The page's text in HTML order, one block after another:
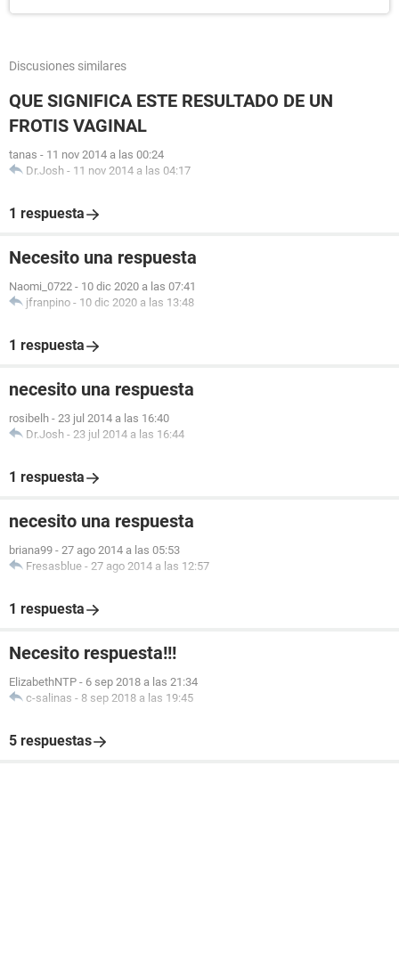
Discusiones similares
QUE SIGNIFICA ESTE RESULTADO DE UN
FROTIS VAGINAL
tanas - 11 nov 2014 a las 00:24
Dr.Josh - 11 nov 2014 a las 04:17
1 respuesta
Necesito una respuesta
Naomi_0722 - 10 dic 2020 a las 07:41
jfranpino - 10 dic 2020 a las 13:48
1 respuesta
necesito una respuesta
rosibelh - 23 jul 2014 a las 16:40
Dr.Josh - 23 jul 2014 a las 16:44
1 respuesta
necesito una respuesta
briana99 - 27 ago 2014 a las 05:53
Fresasblue - 27 ago 2014 a las 12:57
1 respuesta
Necesito respuesta!!!
ElizabethNTP - 6 sep 2018 a las 21:34
c-salinas - 8 sep 2018 a las 19:45
5 respuestas